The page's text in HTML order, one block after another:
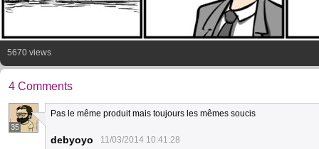
5670 views
4 Comments
35
Pas le même produit mais toujours les mêmes soucis
debyoyo 11/03/2014 10:41:28